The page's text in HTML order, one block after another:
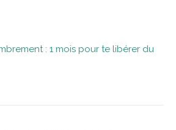
: 1 mois pour te libérer du